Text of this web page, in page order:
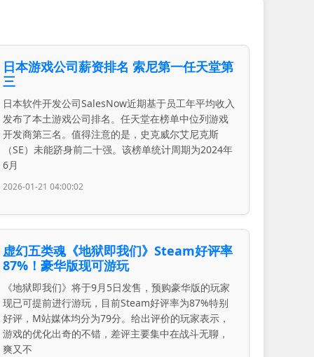
日本游戏公司薪资排名 索尼第一任天堂第
三
日本软件开发公司SalesNow近期基于员工年平均收入
发布了本土游戏公司排名。任天堂在榜单中位列游戏
开发商第三名。值得注意的是，史克威尔艾尼克斯
（SE）未能跻身前二十强。该榜单统计周期为2024年
6月
2026-01-21 04:00:02
虚幻五类魂《地狱即我们》Steam好评率
87%！豪华版现可游玩
《地狱即我们》将于9月5日发售，预购豪华版的玩家
现已可提前进行游玩，目前Steam好评率为87%特别
好评，M站媒体均分为79分。给出评价的玩家表示，
游戏的优化出奇的不错，差评主要集中在战斗无聊，
爽又不